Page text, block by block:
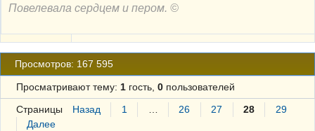
Повелевала сердцем и пером. ©
Просмотров: 167 595
Просматривают тему: 1гость, 0пользователей
Страницы Назад 1 26 27 28
29
Далее